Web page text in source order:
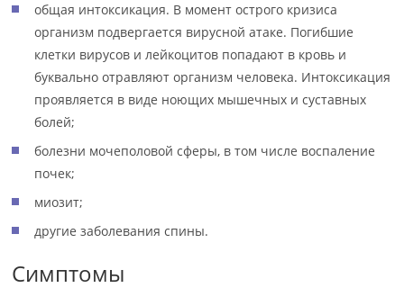
общая интоксикация. В момент острого кризиса
организм подвергается вирусной атаке. Погибшие
клетки вирусов и лейкоцитов попадают в кровь и
буквально отравляют организм человека. Интоксикация
проявляется в виде ноющих мышечных и суставных
болей;
болезни мочеполовой сферы, в том числе воспаление
почек;
миозит;
другие заболевания спины.
Симптомы